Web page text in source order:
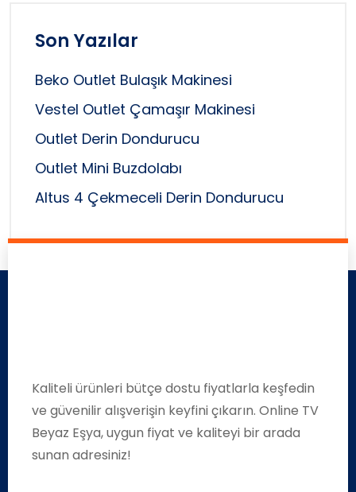
Son Yazılar
Beko Outlet Bulaşık Makinesi
Vestel Outlet Çamaşır Makinesi
Outlet Derin Dondurucu
Outlet Mini Buzdolabı
Altus 4 Çekmeceli Derin Dondurucu
Kaliteli ürünleri bütçe dostu fiyatlarla keşfedin
ve güvenilir alışverişin keyfini çıkarın. Online TV
Beyaz Eşya, uygun fiyat ve kaliteyi bir arada
sunan adresiniz!